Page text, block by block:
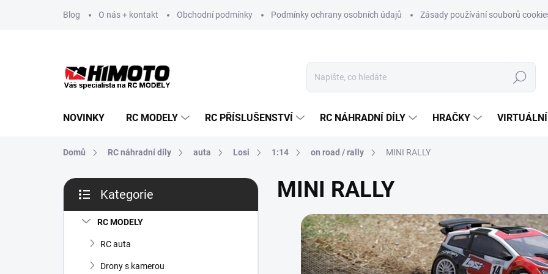
Blog O nás + kontakt Obchodní podmínky Podmínky ochrany osobních údajů Zásady používání souborů
Hledat
NOVINKY RC MODELY RC PŘÍSLUŠENSTVÍ RC NÁHRADNÍ DÍLY HRAČKY
Domů RC náhradní díly auta Losi 1:14 on road / rally MINI RALLY
P
s
kategorie
Kategorie
RC MODELY
RC auta
Drony s kamerou
MINI RALLY